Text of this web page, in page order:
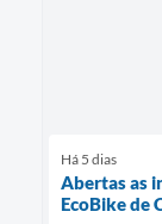
Há 5 dias
Abertas as
EcoBike de